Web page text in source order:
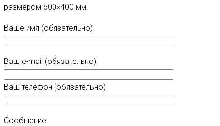
размером 600×400 мм.
Ваше имя (обязательно)
Ваш e-mail (обязательно)
Ваш телефон (обязательно)
Сообщение